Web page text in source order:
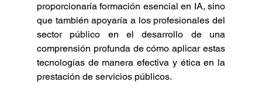
proporcionaría formación esencial en IA, sino
que también apoyaría a los profesionales del
sector público en el desarrollo de una
comprensión profunda de cómo aplicar estas
tecnologías de manera efectiva y ética en la
prestación de servicios públicos.